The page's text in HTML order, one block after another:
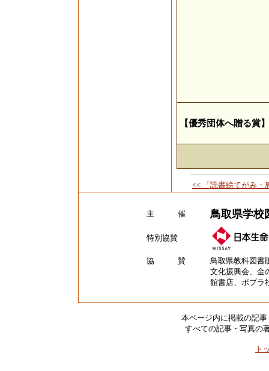
【優秀団体へ贈る賞】
<< 「読書絵てがみ・
主 催 鳥取県学校
特別協賛
協 賛
鳥取県教科図書
文化振興会、金
館書店、ポプラ
本ページ内に掲載の記
すべての記事・写真の
ト